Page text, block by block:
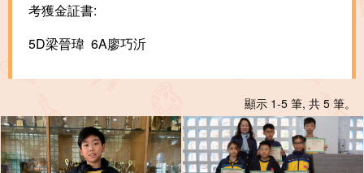
考獲金証書:
5D梁晉瑋 6A廖巧沂
顯示 1-5 筆, 共 5 筆。